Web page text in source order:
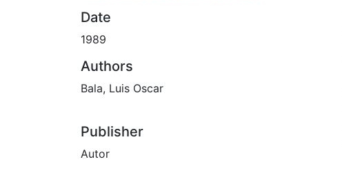
Date
1989
Authors
Bala, Luis Oscar
Publisher
Autor